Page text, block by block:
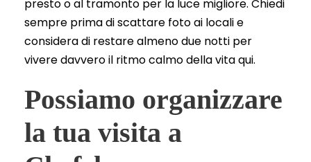
presto o al tramonto per la luce migliore. Chiedi
sempre prima di scattare foto ai locali e
considera di restare almeno due notti per
vivere davvero il ritmo calmo della vita qui.
Possiamo organizzare
la tua visita a